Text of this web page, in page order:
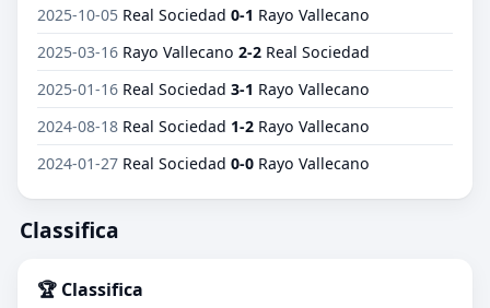
2025-10-05 Real Sociedad 0-1 Rayo Vallecano
2025-03-16 Rayo Vallecano 2-2 Real Sociedad
2025-01-16 Real Sociedad 3-1 Rayo Vallecano
2024-08-18 Real Sociedad 1-2 Rayo Vallecano
2024-01-27 Real Sociedad 0-0 Rayo Vallecano
Classifica
🏆 Classifica